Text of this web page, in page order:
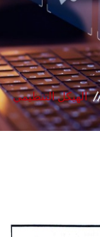
إدارات القطاع
بوابة الطلاب
خدمات القطاع
الهيكل التنظيمي